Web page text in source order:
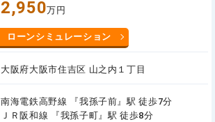
2,950万円
ローンシミュレーション
大阪府大阪市住吉区 山之内１丁目
南海電鉄高野線 『我孫子前』駅 徒歩7分
ＪＲ阪和線 『我孫子町』駅 徒歩8分